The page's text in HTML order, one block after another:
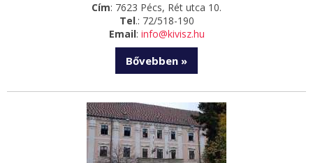
Cím: 7623 Pécs, Rét utca 10.
Tel.: 72/518-190
Email: info@kivisz.hu
Bővebben »